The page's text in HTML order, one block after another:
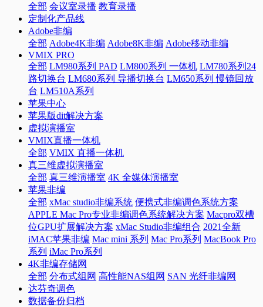
全部 会议室录播 教育录播
定制化产品线
Adobe非编
全部 Adobe4K非编 Adobe8K非编 Adobe移动非编
VMIX PRO
全部 LM980系列 PAD LM800系列 一体机 LM780系列24
路切换台 LM680系列 导播切换台 LM650系列 慢镜回放
台 LM510A系列
苹果中心
苹果版dit解决方案
虚拟演播室
VMIX直播一体机
全部 VMIX 直播一体机
真三维虚拟演播室
全部 真三维演播室 4K 全媒体演播室
苹果非编
全部 xMac studio非编系统 便携式非编调色系统方案
APPLE Mac Pro专业非编调色系统解决方案 Macpro双槽
位GPU扩展解决方案 xMac Studio非编组合 2021全新
iMAC苹果非编 Mac mini 系列 Mac Pro系列 MacBook Pro
系列 iMac Pro系列
4K非编存储网
全部 分布式组网 高性能NAS组网 SAN 光纤非编网
达芬奇调色
数据备份归档